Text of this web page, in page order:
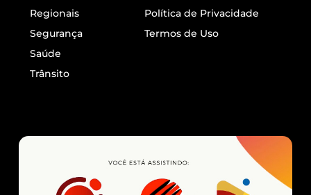
Regionais
Segurança
Saúde
Trânsito
Política de Privacidade
Termos de Uso